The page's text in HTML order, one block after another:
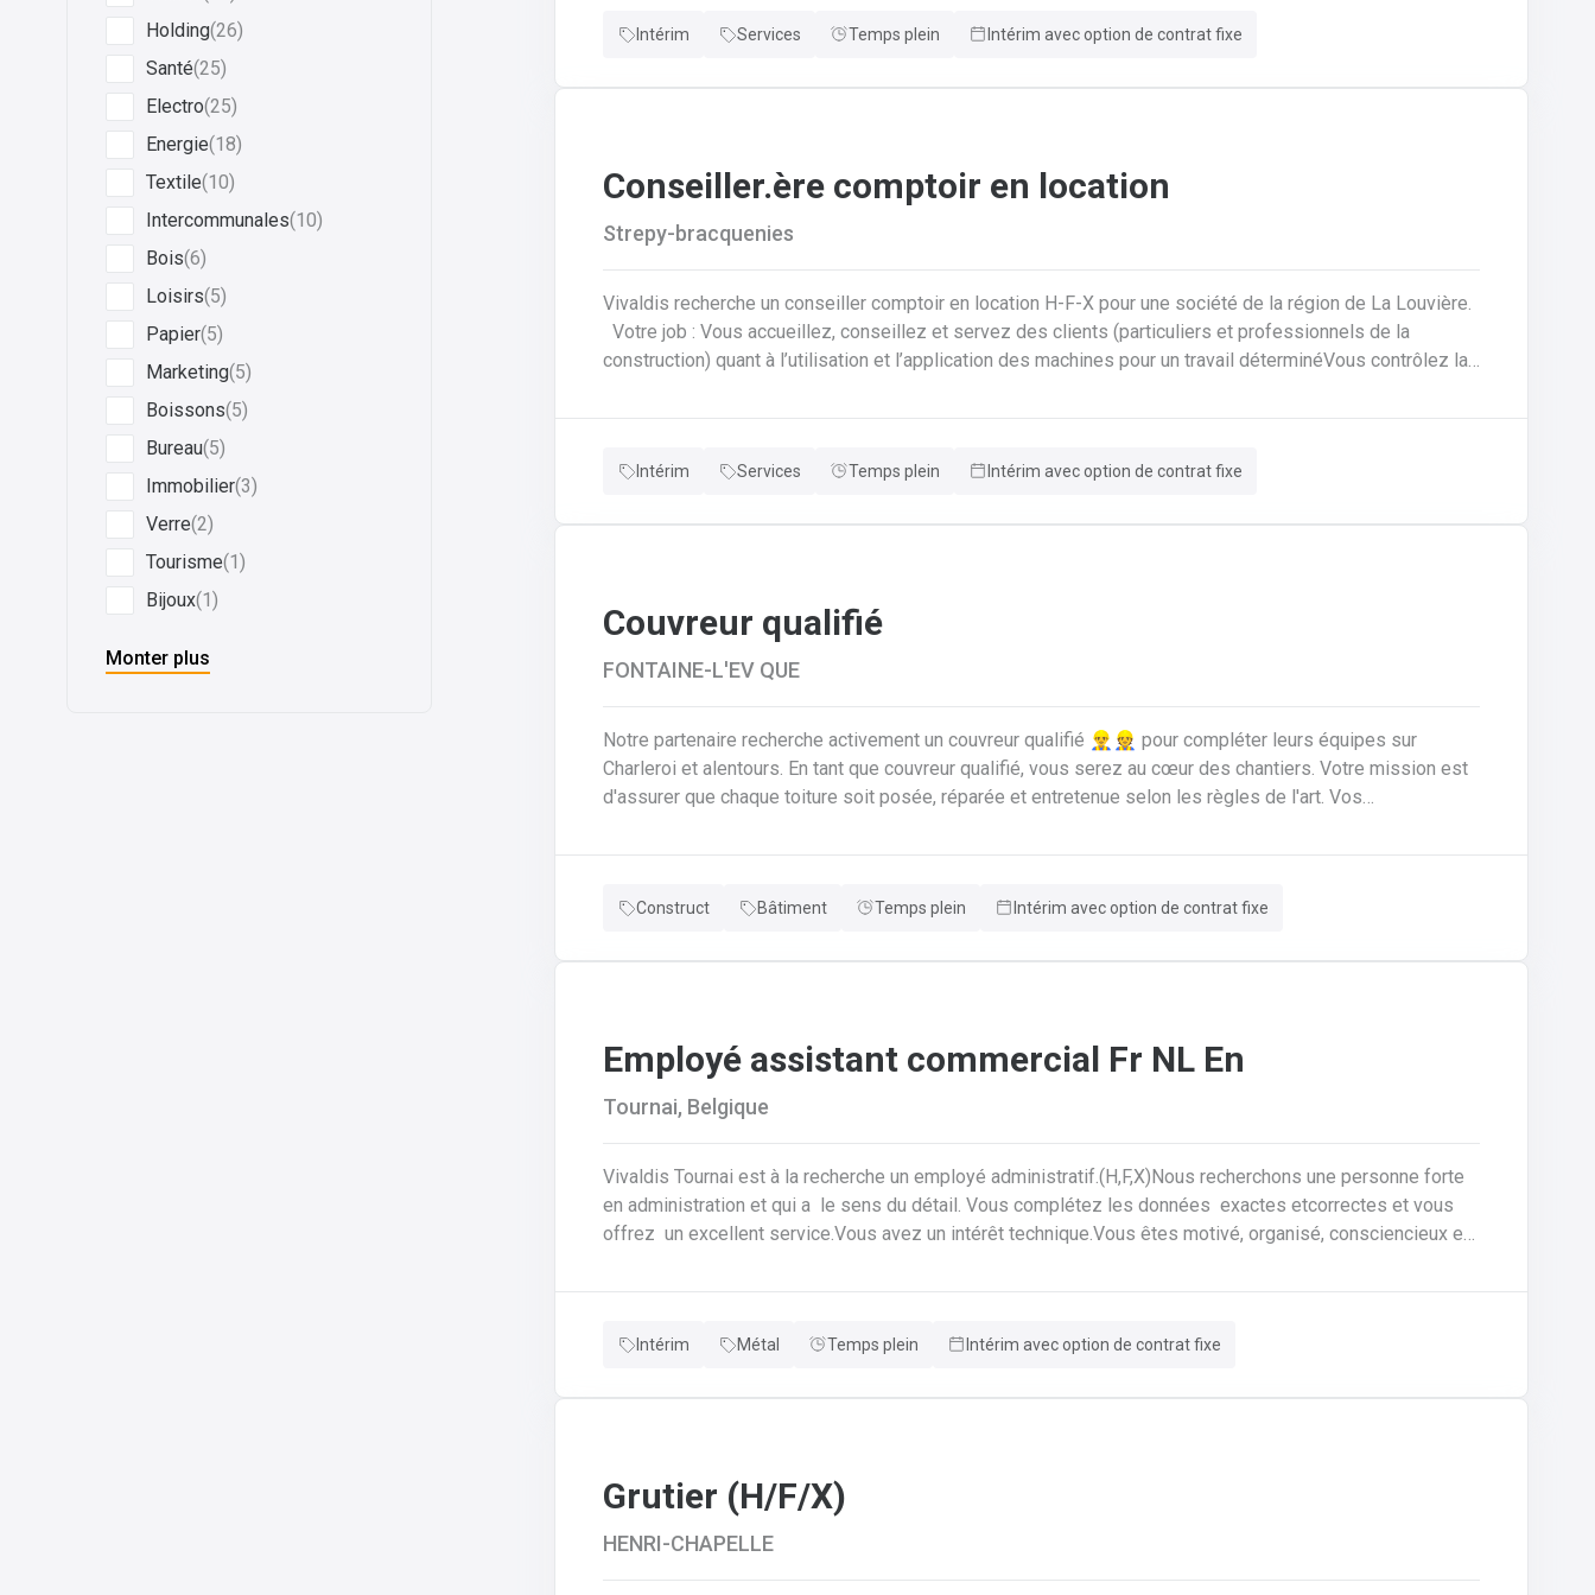
Holding(26)
Santé(25)
Electro(25)
Energie(18)
Textile(10)
Intercommunales(10)
Bois(6)
Loisirs(5)
Papier(5)
Marketing(5)
Boissons(5)
Bureau(5)
Immobilier(3)
Verre(2)
Tourisme(1)
Bijoux(1)
Monter plus
Intérim Services Temps plein Intérim avec option de contrat fixe
Conseiller.ère comptoir en location
Strepy-bracquenies
Vivaldis recherche un conseiller comptoir en location H-F-X pour une société de la région de La Louvière.
construction) quant à l’utilisation et l’application des machines pour un travail déterminéVous contrôlez la
réservations, ventes et tickets de caisse de façon informatiséeVous assurez un suivi administratif
diverses demandes de disponibilités
Intérim Services Temps plein Intérim avec option de contrat fixe
Couvreur qualifié
FONTAINE-L'EV QUE
Notre partenaire recherche activement un couvreur qualifié 👷‍♂️👷 pour compléter leurs équipes sur
Charleroi et alentours. En tant que couvreur qualifié, vous serez au cœur des chantiers. Votre mission est
d'assurer que chaque toiture soit posée, réparée et entretenue selon les règles de l'art. Vos
couverture (tuiles, ardoises, zinc, etc.) en neuf comme en rénovation.Réaliser les travaux de zinguerie :
réparer et entretenir les toitures existantes (recherche de fuites, remplacement d'éléments).Garantir la
Construct Bâtiment Temps plein Intérim avec option de contrat fixe
Employé assistant commercial Fr NL En
Tournai, Belgique
Vivaldis Tournai est à la recherche un employé administratif.(H,F,X)Nous recherchons une personne forte
en administration et qui a le sens du détail. Vous complétez les données exactes etcorrectes et vous
offrez un excellent service.Vous avez un intérêt technique.Vous êtes motivé, organisé, consciencieux et
commandes des clients afin de garantir leurbonne transmission à vos collègues de la planification de la
pas claires, vous assurez la coordinationavec le client, lui offrez le support technique et faites les
service clientèle, du transport etde la planification de la production.
Intérim Métal Temps plein Intérim avec option de contrat fixe
Grutier (H/F/X)
HENRI-CHAPELLE